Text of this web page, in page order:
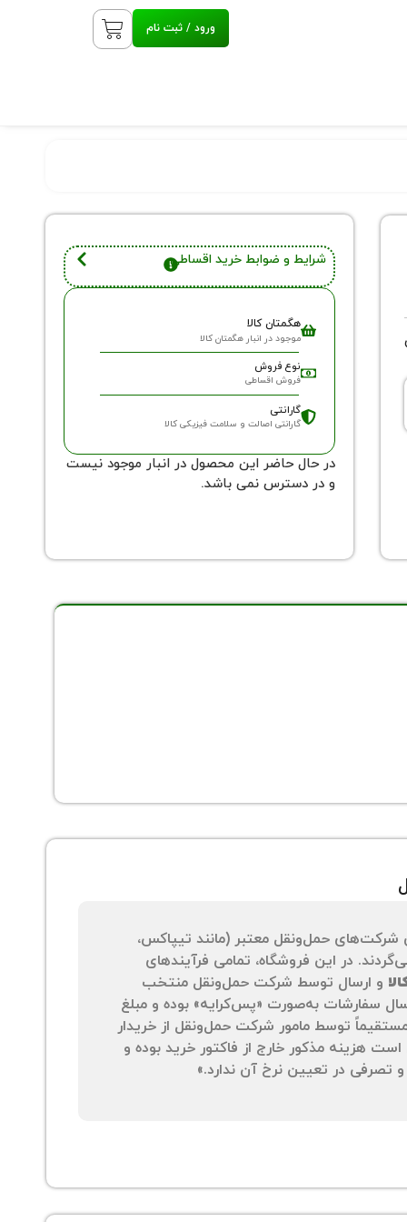
ورود / ثبت نام
شرایط و ضوابط خرید اقساطی
هگمتان کالا
موجود در انبار هگمتان کالا
نوع فروش
فروش اقساطی
گارانتی
گارانتی اصالت و سلامت فیزیکی کالا
در حال حاضر این محصول در انبار موجود نیست
و در دسترس نمی باشد.
شرکت‌های حمل‌ونقل معتبر (مانند تیپاکس،
در این فروشگاه، تمامی فرآیندهای
و ارسال توسط شرکت حمل‌ونقل منتخب
سفارشات به‌صورت «پس‌کرایه» بوده و مبلغ
توسط مامور شرکت حمل‌ونقل از خریدار
هزینه مذکور خارج از فاکتور خرید بوده و
تصرفی در تعیین نرخ آن ندارد.»